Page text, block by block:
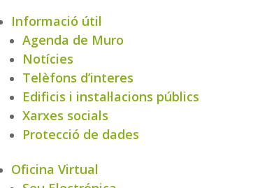
Informació útil
Agenda de Muro
Notícies
Telèfons d’interes
Edificis i instal·lacions públics
Xarxes socials
Protecció de dades
Oficina Virtual